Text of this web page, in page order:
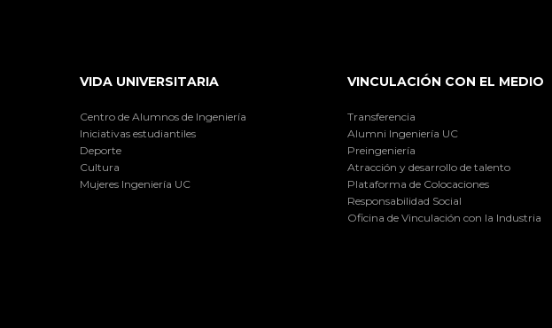
VIDA UNIVERSITARIA
Centro de Alumnos de Ingeniería
Iniciativas estudiantiles
Deporte
Cultura
Mujeres Ingeniería UC
VINCULACIÓN CON EL MEDIO
Transferencia
Alumni Ingeniería UC
Preingeniería
Atracción y desarrollo de talento
Plataforma de Colocaciones
Responsabilidad Social
Oficina de Vinculación con la Industria